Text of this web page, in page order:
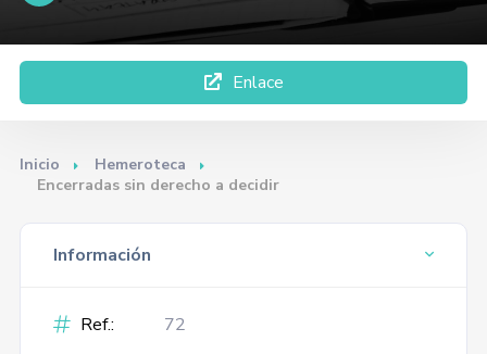
Enlace
Inicio
Hemeroteca
Encerradas sin derecho a decidir
Información
Ref.: 72